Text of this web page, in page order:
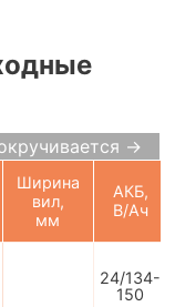
→
Ширина
вил,
мм
АКБ,
В/Ач
24/134-
150